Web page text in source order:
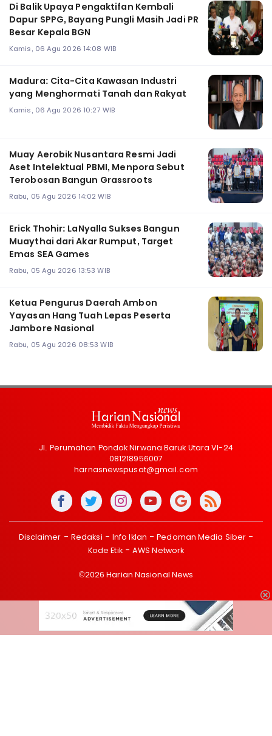
Di Balik Upaya Pengaktifan Kembali
Dapur SPPG, Bayang Pungli Masih Jadi PR
Besar Kepala BGN
Kamis, 06 Agu 2026 14:08 WIB
Madura: Cita-Cita Kawasan Industri
yang Menghormati Tanah dan Rakyat
Kamis, 06 Agu 2026 10:27 WIB
Muay Aerobik Nusantara Resmi Jadi
Aset Intelektual PBMI, Menpora Sebut
Terobosan Bangun Grassroots
Rabu, 05 Agu 2026 14:02 WIB
Erick Thohir: LaNyalla Sukses Bangun
Muaythai dari Akar Rumput, Target
Emas SEA Games
Rabu, 05 Agu 2026 13:53 WIB
Ketua Pengurus Daerah Ambon
Yayasan Hang Tuah Lepas Peserta
Jambore Nasional
Rabu, 05 Agu 2026 08:53 WIB
Jl. Perumahan Pondok Nirwana Baruk Utara VI-24
081218956007
harnasnewspusat@gmail.com
Disclaimer Redaksi Info Iklan
Pedoman Media Siber
Kode Etik
AWS Network
©2026 Harian Nasional News